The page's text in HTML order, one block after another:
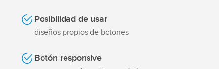
Posibilidad de usar
diseños propios de botones
Botón responsive